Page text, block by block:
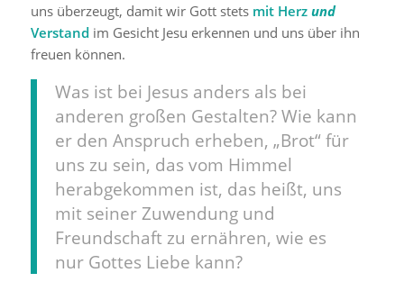
uns überzeugt, damit wir Gott stets mit Herz und
Verstandim Gesicht Jesu erkennen und uns über ihn
freuen können.
Was ist bei Jesus anders als bei
anderen großen Gestalten? Wie kann
er den Anspruch erheben, „Brot“ für
uns zu sein, das vom Himmel
herabgekommen ist, das heißt, uns
mit seiner Zuwendung und
Freundschaft zu ernähren, wie es
nur Gottes Liebe kann?